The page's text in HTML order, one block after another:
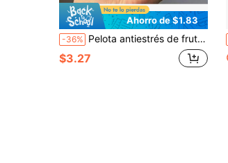
Ahorro de $1.83
-36% Pelota antiestrés de fruta roja para apretar, juguete sensorial suave relleno de agua, alivia la ansiedad, ayuda de enseñanza para el aula, regalo perfecto para cumpleaños, Halloween y Navidad
$3.27